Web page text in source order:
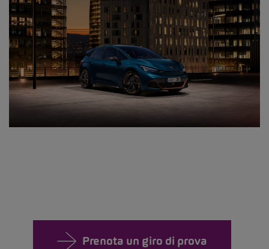
Prenota un giro di prova